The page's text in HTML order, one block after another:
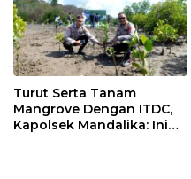
Turut Serta Tanam
Mangrove Dengan ITDC,
Kapolsek Mandalika: Ini